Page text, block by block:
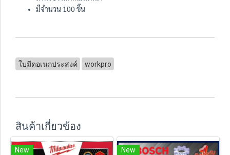
มีจำนวน 100 ชิ้น
ใบมีดอเนกประสงค์ workpro
สินค้าเกี่ยวข้อง
New New